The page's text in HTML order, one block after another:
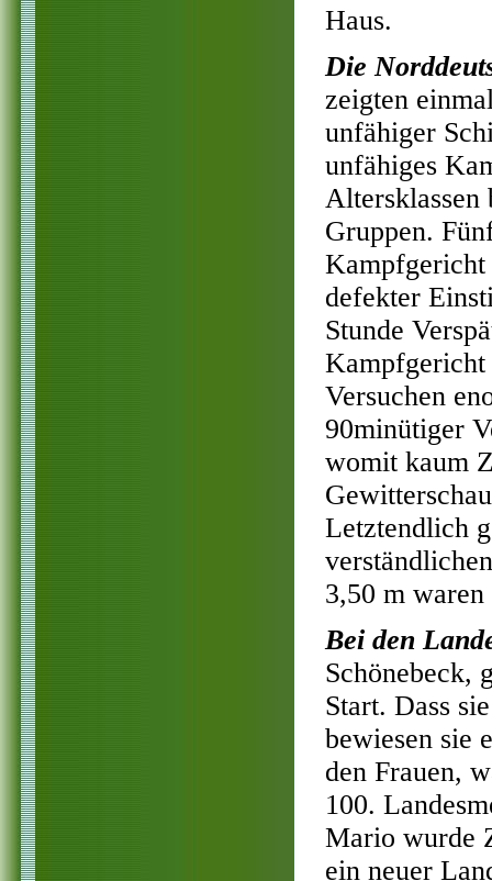
Haus.
Die
zeigten
unfähiger
unfähiges
Altersklassen
Gruppen.
Kampfgericht
defekter
Stunde
Kampfgericht
Versuchen
90minütiger
womit kaum
Letztendlich
3,50 m
Bei den
Schönebeck,
Start. Dass
bewiesen sie
den Frauen,
100.
Mario wurde
ein neuer